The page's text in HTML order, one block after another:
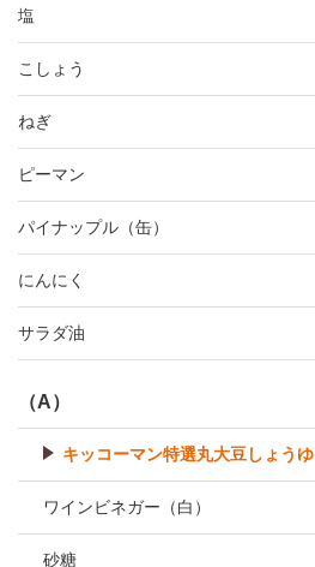
塩
こしょう
ねぎ
ピーマン
パイナップル（缶）
にんにく
サラダ油
（A）
キッコーマン特選丸大豆しょうゆ
ワインビネガー（白）
砂糖